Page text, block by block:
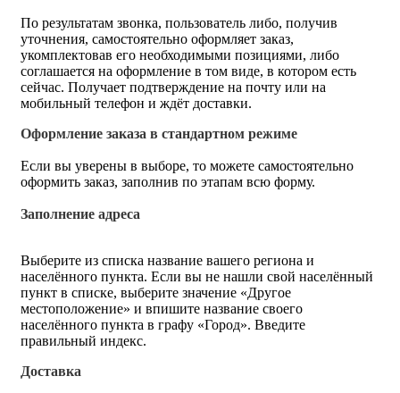
По результатам звонка, пользователь либо, получив
уточнения, самостоятельно оформляет заказ,
укомплектовав его необходимыми позициями, либо
соглашается на оформление в том виде, в котором есть
сейчас. Получает подтверждение на почту или на
мобильный телефон и ждёт доставки.
Оформление заказа в стандартном режиме
Если вы уверены в выборе, то можете самостоятельно
оформить заказ, заполнив по этапам всю форму.
Заполнение адреса
Выберите из списка название вашего региона и
населённого пункта. Если вы не нашли свой населённый
пункт в списке, выберите значение «Другое
местоположение» и впишите название своего
населённого пункта в графу «Город». Введите
правильный индекс.
Доставка